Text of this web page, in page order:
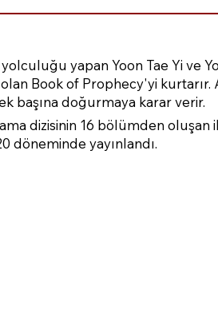
yapan Yoon Tae Yi ve
Book of Prophecy'yi
başına doğurmaya karar verir.
dizisinin 16 bölümden
döneminde yayınlandı.